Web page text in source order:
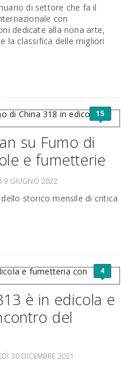
di settore che fa il
con
dedicate alla nona arte,
la classifica delle migliori
15
su Fumo di
e fumetterie
9 GIUGNO 2022
storico mensile di critica
4
è in edicola e
del
30 DICEMBRE 2021